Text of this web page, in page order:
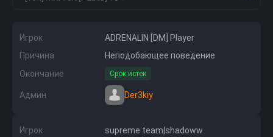
Игрок
АDRENАLIN [DM] Player
Причина
Неподобающее поведение
Окончание
Срок истек
Админ Der3kiy
Игрок
supreme team|shadoww